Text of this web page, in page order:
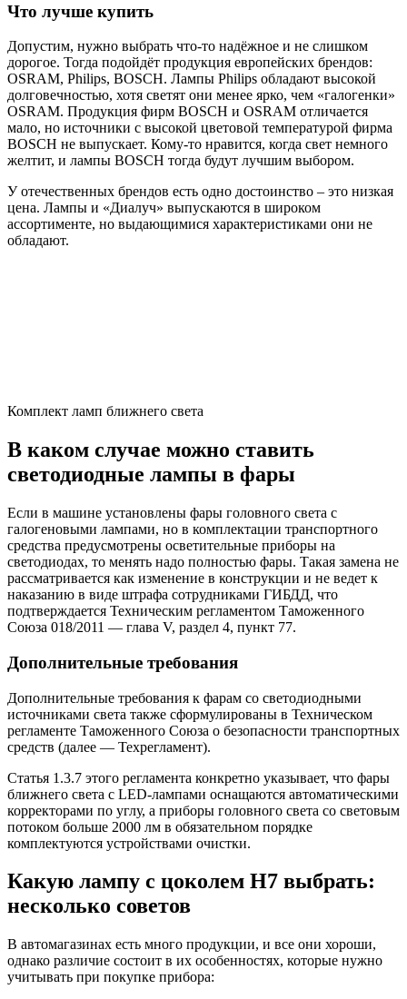
Что лучше купить
Допустим, нужно выбрать что-то надёжное и не слишком
дорогое. Тогда подойдёт продукция европейских брендов:
OSRAM, Philips, BOSCH. Лампы Philips обладают высокой
долговечностью, хотя светят они менее ярко, чем «галогенки»
OSRAM. Продукция фирм BOSCH и OSRAM отличается
мало, но источники с высокой цветовой температурой фирма
BOSCH не выпускает. Кому-то нравится, когда свет немного
желтит, и лампы BOSCH тогда будут лучшим выбором.
У отечественных брендов есть одно достоинство – это низкая
цена. Лампы и «Диалуч» выпускаются в широком
ассортименте, но выдающимися характеристиками они не
обладают.
Комплект ламп ближнего света
В каком случае можно ставить
светодиодные лампы в фары
Если в машине установлены фары головного света с
галогеновыми лампами, но в комплектации транспортного
средства предусмотрены осветительные приборы на
светодиодах, то менять надо полностью фары. Такая замена не
рассматривается как изменение в конструкции и не ведет к
наказанию в виде штрафа сотрудниками ГИБДД, что
подтверждается Техническим регламентом Таможенного
Союза 018/2011 — глава V, раздел 4, пункт 77.
Дополнительные требования
Дополнительные требования к фарам со светодиодными
источниками света также сформулированы в Техническом
регламенте Таможенного Союза о безопасности транспортных
средств (далее — Техрегламент).
Статья 1.3.7 этого регламента конкретно указывает, что фары
ближнего света с LED-лампами оснащаются автоматическими
корректорами по углу, а приборы головного света со световым
потоком больше 2000 лм в обязательном порядке
комплектуются устройствами очистки.
Какую лампу с цоколем H7 выбрать:
несколько советов
В автомагазинах есть много продукции, и все они хороши,
однако различие состоит в их особенностях, которые нужно
учитывать при покупке прибора: